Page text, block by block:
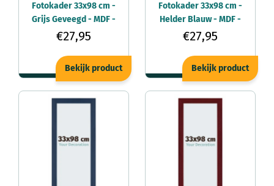
Fotokader 33x98 cm -
Grijs Geveegd - MDF -
Mura
€27,95
Bekijk product
Fotokader 33x98 cm -
Helder Blauw - MDF -
Mura
€27,95
Bekijk product